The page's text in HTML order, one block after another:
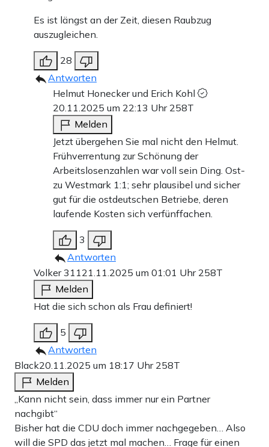
Es ist längst an der Zeit, diesen Raubzug
auszugleichen.
28
Antworten
Helmut Honecker und Erich Kohl
20.11.2025 um 22:13 Uhr 258T
Melden
Jetzt übergehen Sie mal nicht den Helmut.
Frühverrentung zur Schönung der
Arbeitslosenzahlen war voll sein Ding. Ost-
zu Westmark 1:1; sehr plausibel und sicher
gut für die ostdeutschen Betriebe, deren
laufende Kosten sich verfünffachen.
3
Antworten
Volker 31121.11.2025 um 01:01 Uhr 258T
Melden
Hat die sich schon als Frau definiert!
5
Antworten
Black20.11.2025 um 18:17 Uhr 258T
Melden
„Kann nicht sein, dass immer nur ein Partner
nachgibt“
Bisher hat die CDU doch immer nachgegeben… Also
will die SPD das jetzt mal machen… Frage für einen